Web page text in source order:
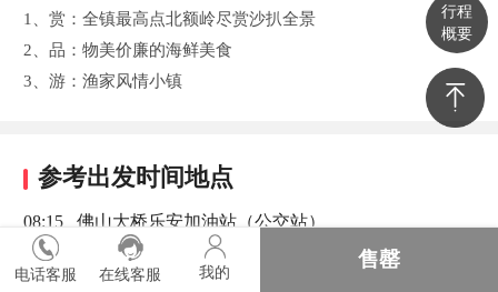
行程
概要
电话客服 在线客服 我的
售罄
1、赏：全镇最高点北额岭尽赏沙扒全景
2、品：物美价廉的海鲜美食
3、游：渔家风情小镇
参考出发时间地点
08:15 佛山大桥乐安加油站（公交站）
08:00 佛山大沥高速收费站前